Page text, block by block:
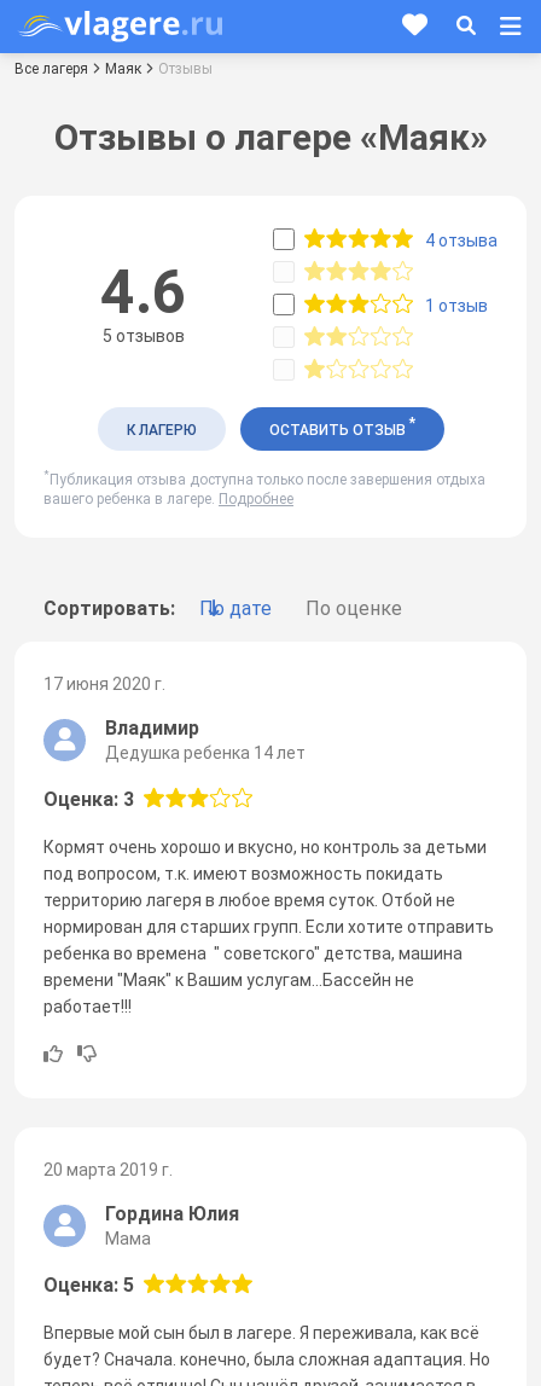
Все лагеря Маяк Отзывы
Отзывы о лагере «Маяк»
Сортировать: По дате По оценке
17 июня 2020 г.
Владимир
Дедушка ребенка 14 лет
Оценка: 3
Кормят очень хорошо и вкусно, но контроль за детьми
под вопросом, т.к. имеют возможность покидать
территорию лагеря в любое время суток. Отбой не
нормирован для старших групп. Если хотите отправить
ребенка во времена " советского" детства, машина
времени "Маяк" к Вашим услугам...Бассейн не
работает!!!
20 марта 2019 г.
Гордина Юлия
Мама
Оценка: 5
Впервые мой сын был в лагере. Я переживала, как всё
будет? Сначала. конечно, была сложная адаптация. Но
4.6
5 отзывов
4 отзыва
1 отзыв
К ЛАГЕРЮ ОСТАВИТЬ ОТЗЫВ *
* Публикация отзыва доступна только после завершения отдыха
вашего ребенка в лагере. Подробнее